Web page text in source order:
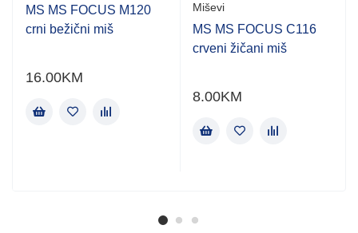
MS MS FOCUS M120
crni bežični miš
16.00KM
Miševi
MS MS FOCUS C116
crveni žičani miš
8.00KM